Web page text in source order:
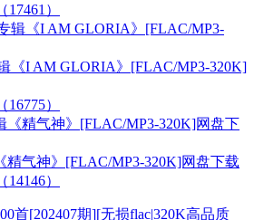
17461）
《I AM GLORIA》[FLAC/MP3-320K]
16775）
精气神》[FLAC/MP3-320K]网盘下载
14146）